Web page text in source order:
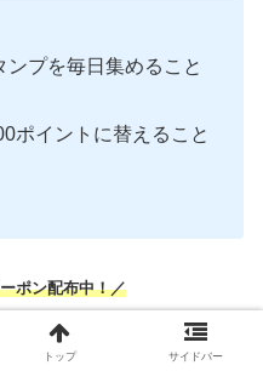
プを毎日集めること
ポイントに替えること
ポン配布中！／
サイト
トップ サイドバー